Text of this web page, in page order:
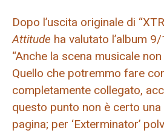
Dopo l’uscita originale di
Attitude ha valutato l’album
“Anche la scena musicale
Quello che potremmo fare
completamente collegato,
questo punto non è certo
pagina; per ‘Exterminator’